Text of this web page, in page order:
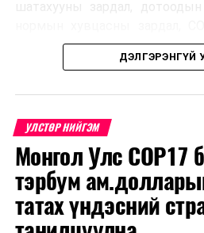
хурлын зардал, Засгийн
хөрөнгийн санхүүжилтийг
Харин дараах зардлыг
Үүнд:
Олон улсын
шийдвэртэйгээс бусад
тэмдэглэлт өдөр,
ДЭЛГЭРЭНГҮЙ
УЛСТӨР НИЙГЭМ
Монгол Улс COP17
тэрбум
татах үндэсний